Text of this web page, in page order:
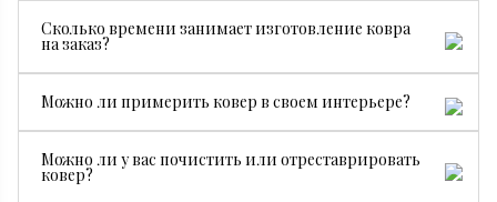
Сколько времени занимает изготовление ковра
на заказ?
производства. В среднем изготовление занимает от 3
месяцев.
Можно ли примерить ковер в своем интерьере?
примерку, чтобы вы могли посмотреть, как он будет
Можно ли у вас почистить или отреставрировать
ковер?